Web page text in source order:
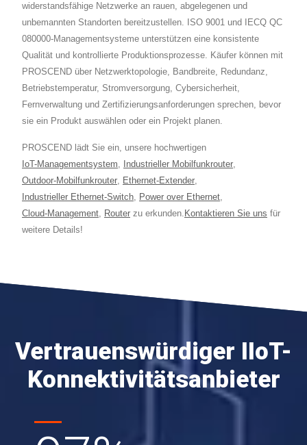
widerstandsfähige Netzwerke an rauen, abgelegenen und
unbemannten Standorten bereitzustellen. ISO 9001 und IECQ QC
080000-Managementsysteme unterstützen eine konsistente
Qualität und kontrollierte Produktionsprozesse. Käufer können mit
PROSCEND über Netzwerktopologie, Bandbreite, Redundanz,
Betriebstemperatur, Stromversorgung, Cybersicherheit,
Fernverwaltung und Zertifizierungsanforderungen sprechen, bevor
sie ein Produkt auswählen oder ein Projekt planen.
PROSCEND lädt Sie ein, unsere hochwertigen
IoT-Managementsystem, Industrieller Mobilfunkrouter,
Outdoor-Mobilfunkrouter, Ethernet-Extender,
Industrieller Ethernet-Switch, Power over Ethernet,
Cloud-Management, Router zu erkunden. Kontaktieren Sie uns für
weitere Details!
Vertrauenswürdiger IIoT-
Konnektivitätsanbieter